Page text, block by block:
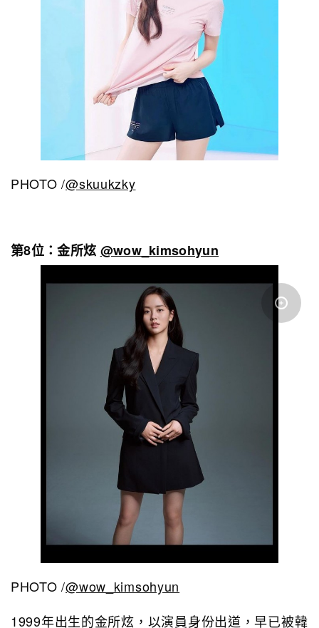
PHOTO /@skuukzky
第8位：金所炫 @wow_kimsohyun
PHOTO /@wow_kimsohyun
1999年出生的金所炫，以演員身份出道，早已被韓